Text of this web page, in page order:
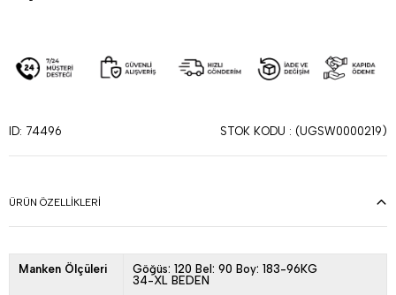
ID: 74496 STOK KODU (UGSW0000219)
ÜRÜN ÖZELLIKLERI
Manken Ölçüleri
Göğüs: 120 Bel: 90 Boy: 183-96KG
34-XL BEDEN